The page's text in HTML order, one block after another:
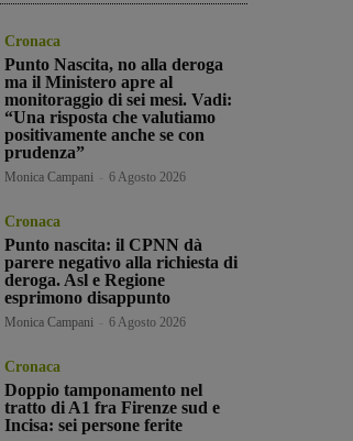
Cronaca
Punto Nascita, no alla deroga
ma il Ministero apre al
monitoraggio di sei mesi. Vadi:
“Una risposta che valutiamo
positivamente anche se con
prudenza”
Monica Campani 6 Agosto 2026
Cronaca
Punto nascita: il CPNN dà
parere negativo alla richiesta di
deroga. Asl e Regione
esprimono disappunto
Monica Campani 6 Agosto 2026
Cronaca
Doppio tamponamento nel
tratto di A1 fra Firenze sud e
Incisa: sei persone ferite